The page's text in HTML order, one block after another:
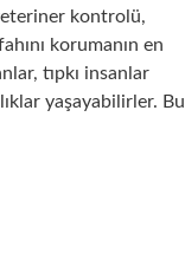
kontrolü,
korumanın en
tıpkı insanlar
yaşayabilirler. Bu